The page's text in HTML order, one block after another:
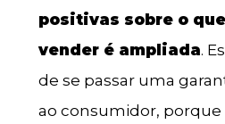
positivas sobre o
vender é ampliada.
de se passar uma
ao consumidor, porque